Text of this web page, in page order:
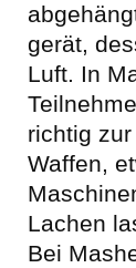
gerät,
Luft. In
richtig
Waffen,
Lachen
Bei